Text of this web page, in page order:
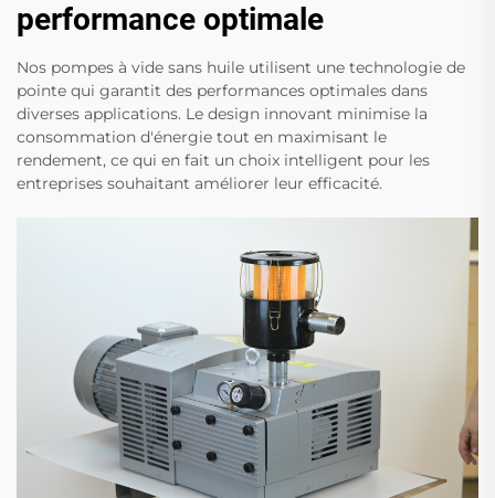
performance optimale
Nos pompes à vide sans huile utilisent une technologie de
pointe qui garantit des performances optimales dans
diverses applications. Le design innovant minimise la
consommation d'énergie tout en maximisant le
rendement, ce qui en fait un choix intelligent pour les
entreprises souhaitant améliorer leur efficacité.